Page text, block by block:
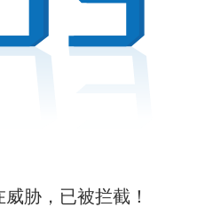
胁，已被拦截！